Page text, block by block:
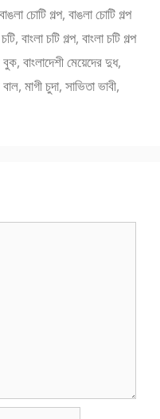
বাঙলা চোটি গল্প, বাঙলা চোটি গল্প
, বাংলা চটি গল্প, বাংলা চটি গল্প
বুক, বাংলাদেশী মেয়েদের দুধ,
, মাগী চুদা, সাভিতা ভাবী,